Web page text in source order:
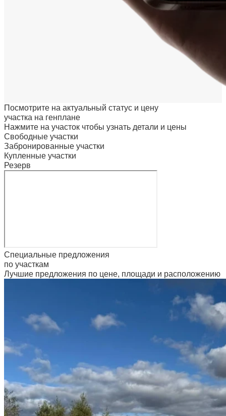
Посмотрите на актуальный статус и цену
участка на генплане
Нажмите на участок чтобы узнать детали и цены
Свободные участки
Забронированные участки
Купленные участки
Резерв
Специальные предложения
по участкам
Лучшие предложения по цене, площади и расположению